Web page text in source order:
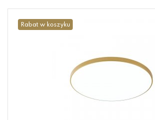
Rabat w koszyku